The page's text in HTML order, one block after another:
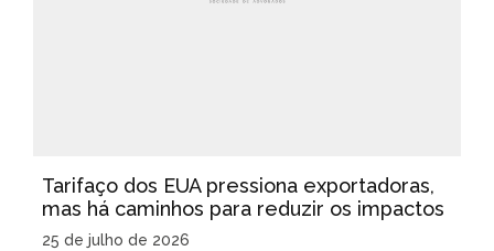
Tarifaço dos EUA pressiona exportadoras,
mas há caminhos para reduzir os impactos
25 de julho de 2026